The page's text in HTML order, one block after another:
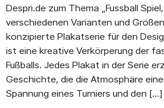
Despri.de zum Thema „Fussball
verschiedenen Varianten und
konzipierte Plakatserie für den
ist eine kreative Verkörperung der
Fußballs. Jedes Plakat in der Serie
Geschichte, die die Atmosphäre
Spannung eines Turniers und den […]